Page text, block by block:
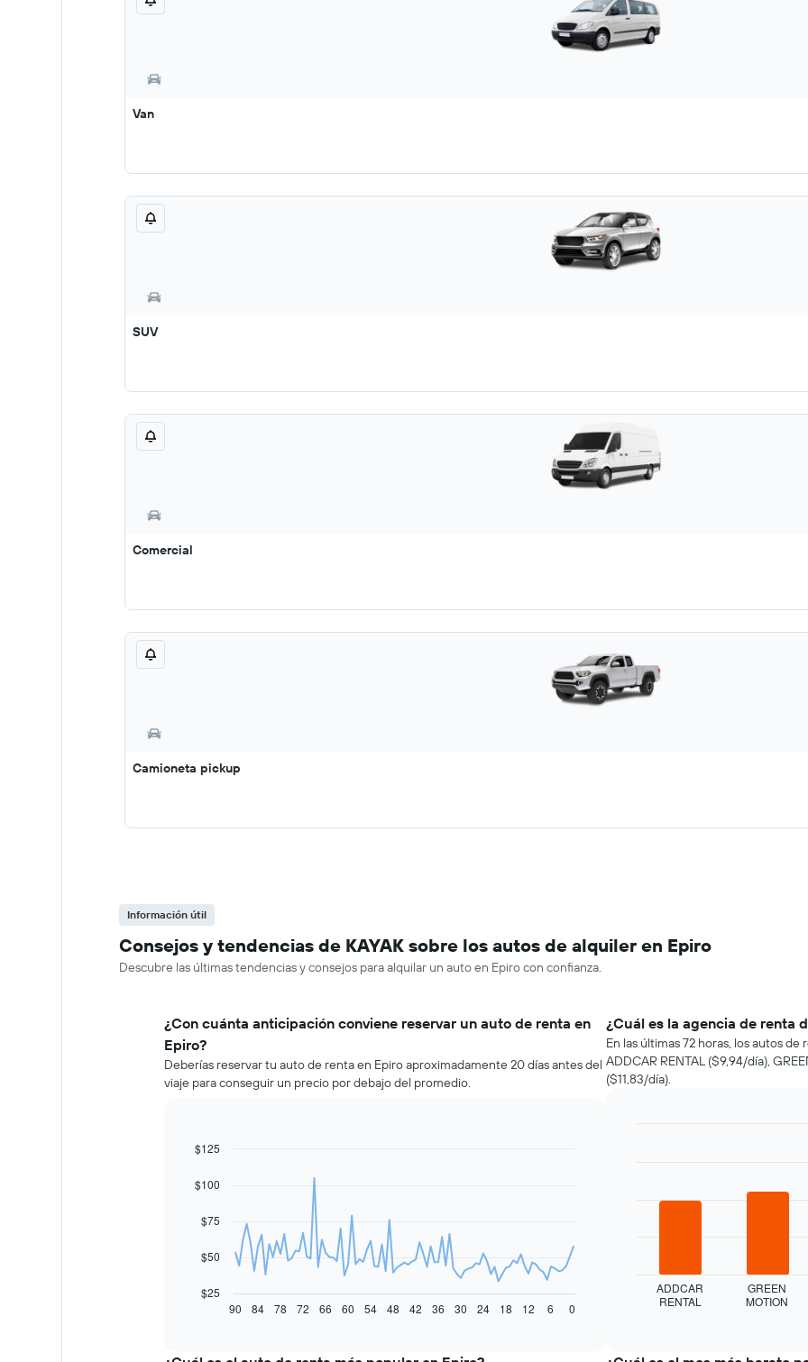
Van
SUV
Comercial
Camioneta pickup
Información útil
Consejos y tendencias de KAYAK sobre los autos de alquiler en Epiro
Descubre las últimas tendencias y consejos para alquilar un auto en Epiro con confianza.
¿Con cuánta anticipación conviene reservar un auto de renta en
Epiro?
Deberías reservar tu auto de renta en Epiro aproximadamente 20 días antes del
viaje para conseguir un precio por debajo del promedio.
Line
91
points.
siguiente
gráfico
muestra
el
Chart
$25
$50
$75
$100
$125
90 60 30 0
84 78 72 66 54 48 42 36 24 18 12 6
¿Cuál es la agencia de renta
En las últimas 72 horas, los autos
ADDCAR RENTAL ($9,94/día),
($11,83/día).
gráfico
muestra
de
ADDCAR
RENTAL
GREEN
MOTION